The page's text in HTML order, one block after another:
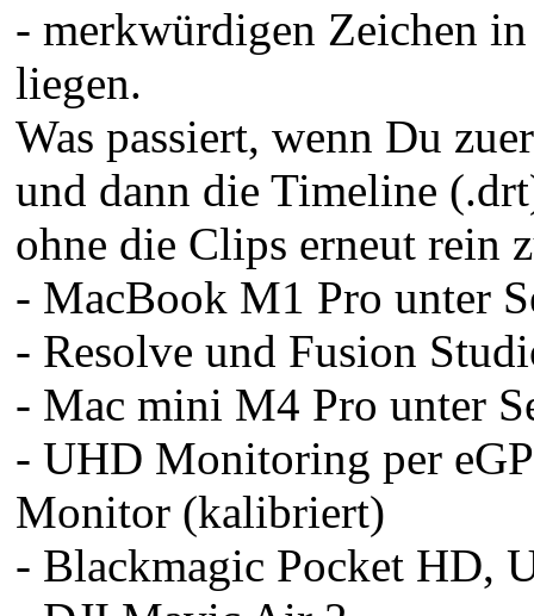
- merkwürdigen Zeichen
liegen.
Was passiert, wenn Du
und dann die Timeline
ohne die Clips erneut rein
- MacBook M1 Pro unter
- Resolve und Fusion
- Mac mini M4 Pro unter
- UHD Monitoring per
Monitor (kalibriert)
- Blackmagic Pocket HD,